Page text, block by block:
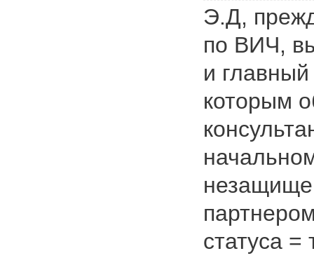
Э.Д,
по ВИЧ,
и
которым
статуса